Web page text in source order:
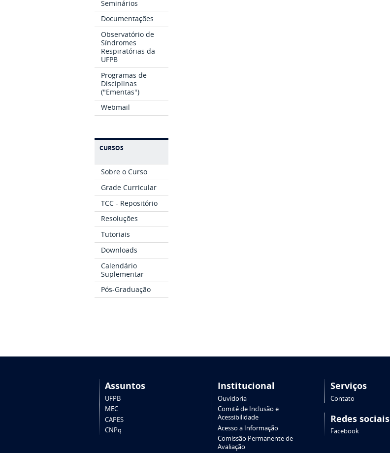
Seminários
Documentações
Observatório de
Síndromes
Respiratórias da
UFPB
Programas de
Disciplinas
("Ementas")
Webmail
CURSOS
Sobre o Curso
Grade Curricular
TCC - Repositório
Resoluções
Tutoriais
Downloads
Calendário
Suplementar
Pós-Graduação
Assuntos
UFPB
MEC
CAPES
CNPq
Institucional
Ouvidoria
Comitê de Inclusão e
Acessibilidade
Acesso a Informação
Comissão Permanente de
Avaliação
Serviços
Contato
Redes sociais
Facebook